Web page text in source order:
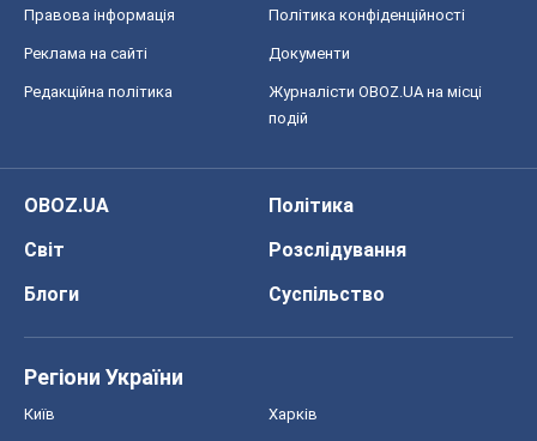
Правова інформація Політика конфіденційності
Реклама на сайті Документи
Редакційна політика
Журналісти OBOZ.UA на місці
подій
OBOZ.UA
Політика
Світ
Розслідування
Блоги
Суспільство
Регіони України
Київ Харків